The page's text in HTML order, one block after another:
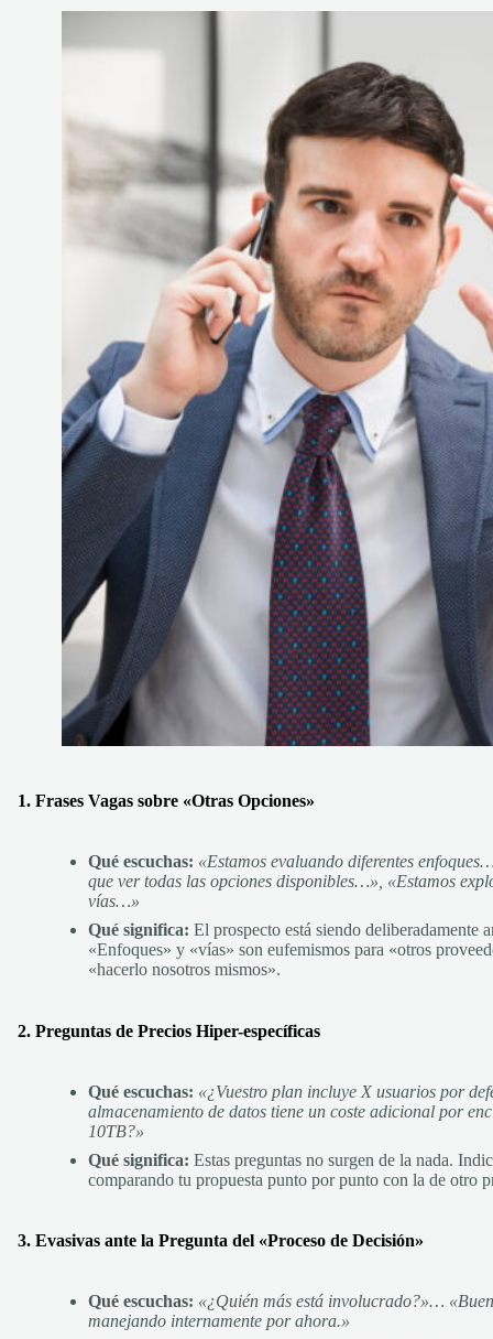
1. Frases Vagas sobre «Otras Opciones»
Qué escuchas: «Estamos evaluando diferentes
que ver todas las opciones disponibles…», «Estamos
vías…»
Qué significa: El prospecto está siendo deliberadamente
«Enfoques» y «vías» son eufemismos para «otros
«hacerlo nosotros mismos».
2. Preguntas de Precios Hiper-específicas
Qué escuchas: «¿Vuestro plan incluye X usuarios por
almacenamiento de datos tiene un coste adicional por
10TB?»
Qué significa: Estas preguntas no surgen de la nada.
comparando tu propuesta punto por punto con la de otro
3. Evasivas ante la Pregunta del «Proceso de Decisión»
Qué escuchas: «¿Quién más está involucrado?»…
manejando internamente por ahora.»